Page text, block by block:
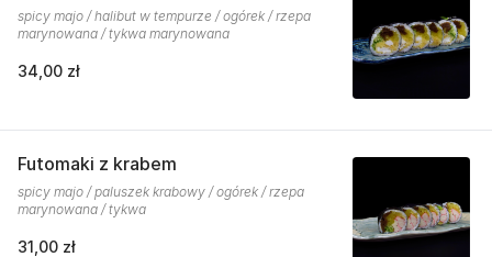
spicy majo / halibut w tempurze / ogórek / rzepa
marynowana / tykwa marynowana
34,00 zł
Futomaki z krabem
spicy majo / paluszek krabowy / ogórek / rzepa
marynowana / tykwa
31,00 zł